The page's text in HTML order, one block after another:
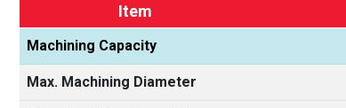
Item
Machining Capacity
Max. Machining Diameter